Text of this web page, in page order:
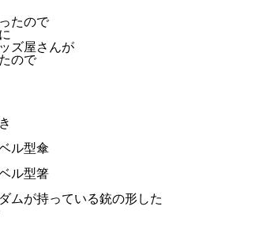
たので
ズ屋さんが
ので
ル型傘
ル型箸
ムが持っている銃の形した